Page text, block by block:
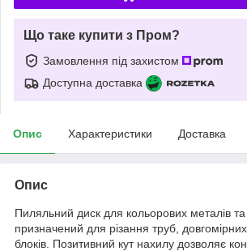
Що таке купити з Пром?
Замовлення під захистом
Доступна доставка
Опис Характеристики Доставка
Опис
Пиляльний диск для кольорових металів
призначений для різання труб,
блоків. Позитивний кут нахилу дозволяє